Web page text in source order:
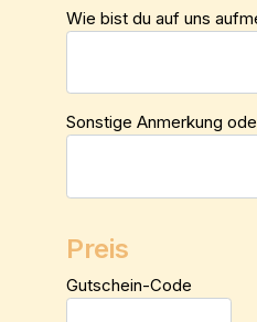
Wie bist du auf uns
Sonstige Anmerkung
Preis
Gutschein-Code